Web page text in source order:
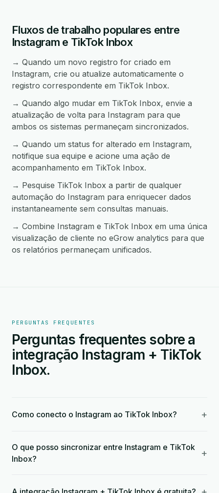
Fluxos de trabalho populares entre
Instagram e TikTok Inbox
→ Quando um novo registro for criado em
Instagram, crie ou atualize automaticamente o
registro correspondente em TikTok Inbox.
→ Quando algo mudar em TikTok Inbox, envie a
atualização de volta para Instagram para que
ambos os sistemas permaneçam sincronizados.
→ Quando um status for alterado em Instagram,
notifique sua equipe e acione uma ação de
acompanhamento em TikTok Inbox.
→ Pesquise TikTok Inbox a partir de qualquer
automação do Instagram para enriquecer dados
instantaneamente sem consultas manuais.
→ Combine Instagram e TikTok Inbox em uma única
visualização de cliente no eGrow analytics para que
os relatórios permaneçam unificados.
PERGUNTAS FREQUENTES
Perguntas frequentes sobre a
integração Instagram + TikTok
Inbox.
Como conecto o Instagram ao TikTok Inbox? +
O que posso sincronizar entre Instagram e TikTok
Inbox?
+